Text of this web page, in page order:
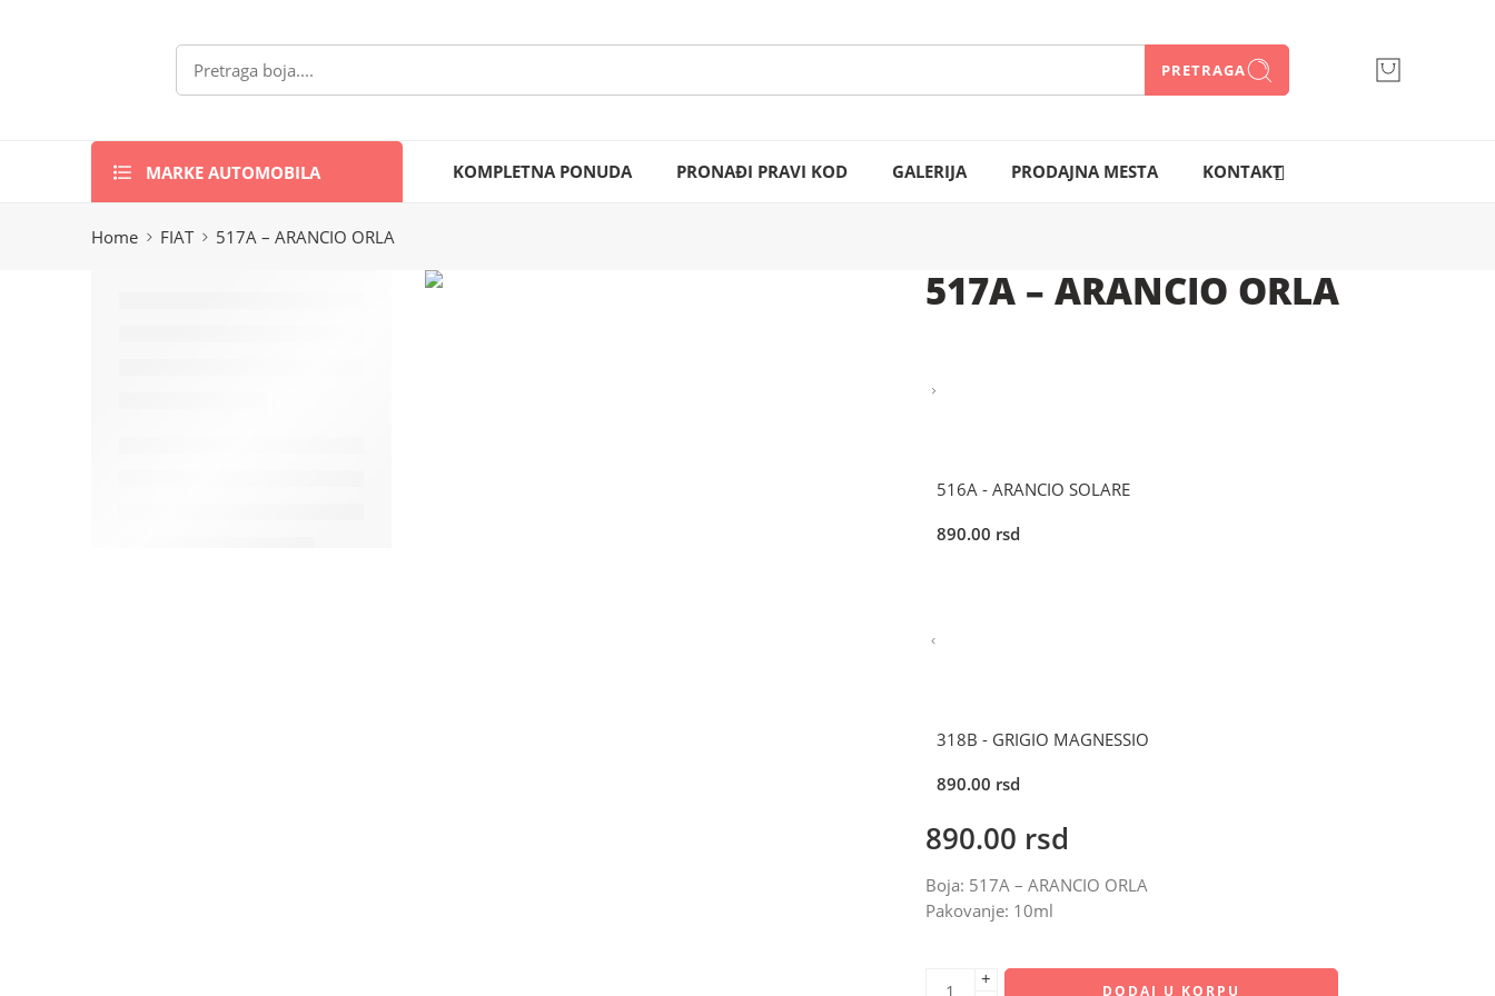
PRETRAGA
MARKE AUTOMOBILA KOMPLETNA PONUDA PRONAĐI PRAVI KOD GALERIJA PRODAJNA MESTA KONTAKT
Home FIAT 517A – ARANCIO ORLA
517A – ARANCIO ORLA
516A - ARANCIO SOLARE
890.00 rsd
318B - GRIGIO MAGNESSIO
890.00 rsd
890.00 rsd
Boja: 517A – ARANCIO ORLA
Pakovanje: 10ml
+
DODAJ U KORPU